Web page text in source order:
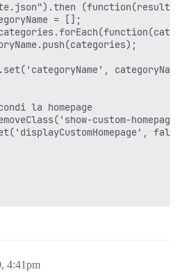
= [];
la homepage
custom-
4:41pm